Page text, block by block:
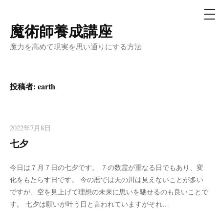
コ
ン
ツ
へ
ッ
プ
魔術師養成講座
魔力を高めて現実を思い通りにする方法
メ
ニ
投稿者: earth
2022年7月8日
七夕
今日は７月７日の七夕です。 ７の数霊が重なる日でもあり、変
化をもたらす日です。 今の暦では天の川は見えないことが多い
ですが、空を見上げて理想の未来に思いを馳せるのも良いことで
す。 七夕は願いが叶う日と言われていますがそれ…